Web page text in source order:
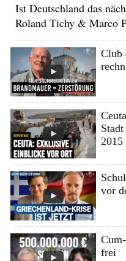
Ist Deutschland das
Roland Tichy & Marco
Club
2015
vor
frei